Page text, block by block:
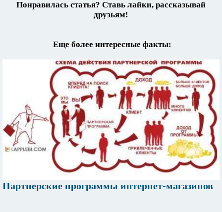
Понравилась статья? Ставь лайки, рассказывай
друзьям!
Еще более интересные факты:
Партнерские программы интернет-магазинов